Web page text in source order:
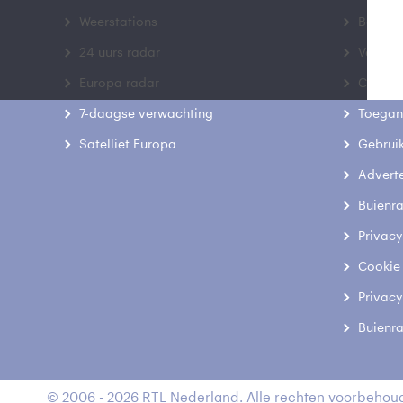
Weerstations
24 uurs radar
Europa radar
7-daagse verwachting
Satelliet Europa
Contact
© 2006 - 2026 RTL Nederland. Alle rechten